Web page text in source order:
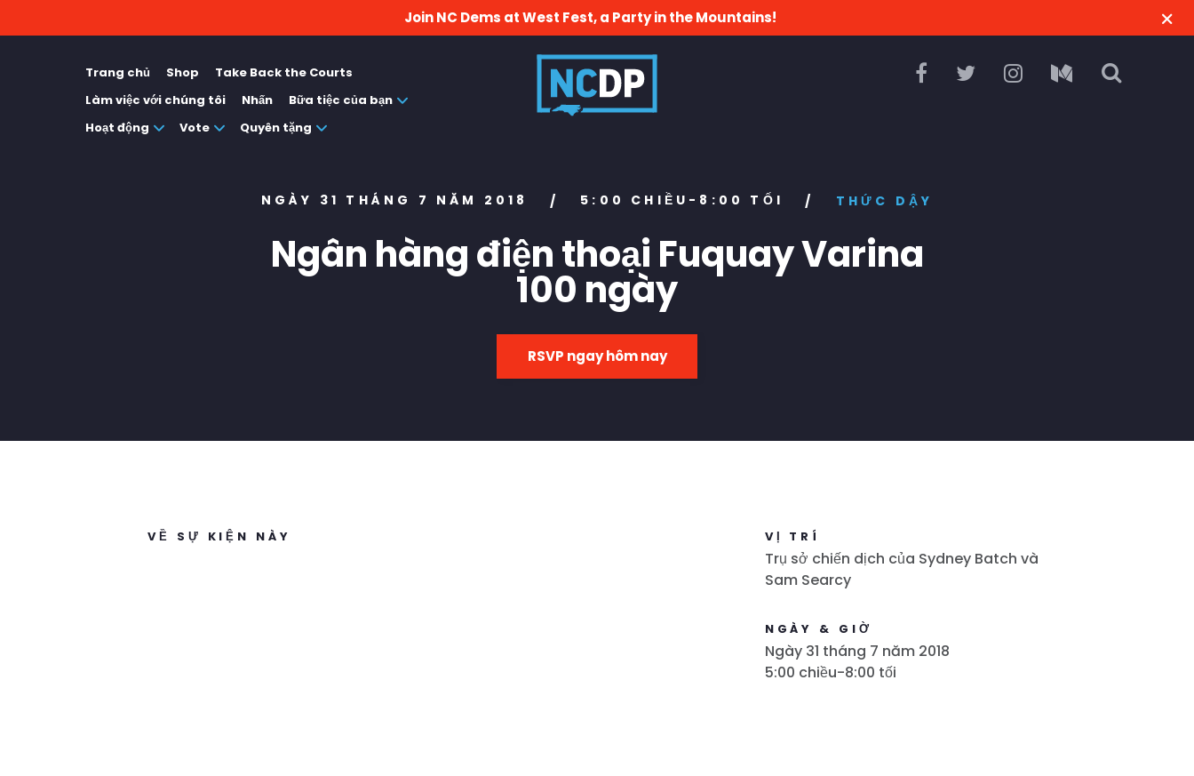
Join NC Dems at West Fest, a Party in the Mountains!
Trang chủ Shop
Take Back the Courts
Làm việc với chúng tôi
Nhấn
Bữa tiệc của bạn
Hoạt động
Vote Quyên tặng
NGÀY 31 THÁNG 7 NĂM 2018 / 5:00 CHIỀU-8:00 TỐI / THỨC DẬY
Ngân hàng điện thoại Fuquay Varina
100 ngày
RSVP ngay hôm nay
VỀ SỰ KIỆN NÀY VỊ TRÍ
Trụ sở chiến dịch của Sydney Batch và
Sam Searcy
NGÀY & GIỜ
Ngày 31 tháng 7 năm 2018
5:00 chiều-8:00 tối